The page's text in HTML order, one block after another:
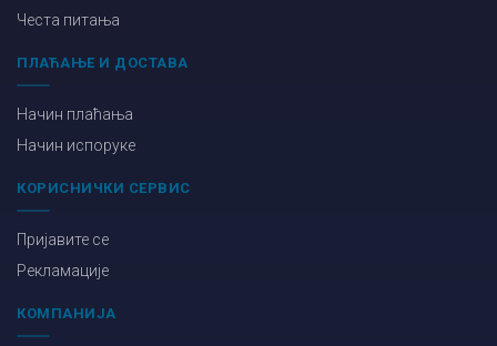
Честа питања
ПЛАЋАЊЕ И ДОСТАВА
Начин плаћања
Начин испоруке
КОРИСНИЧКИ СЕРВИС
Пријавите се
Рекламације
КОМПАНИЈА